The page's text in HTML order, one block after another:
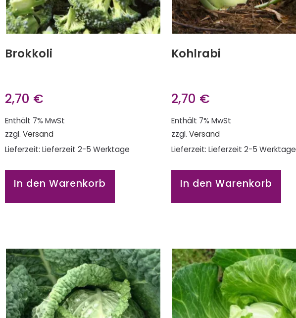
Brokkoli
2,70 €
Enthält 7% MwSt
zzgl. Versand
Lieferzeit: Lieferzeit 2-5 Werktage
In den Warenkorb
Kohlrabi
2,70 €
Enthält 7% MwSt
zzgl. Versand
Lieferzeit: Lieferzeit 2-5 Werktage
In den Warenkorb